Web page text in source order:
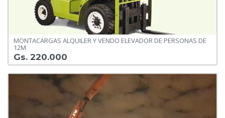
MONTACARGAS ALQUILER Y VENDO ELEVADOR DE PERSONAS DE
12M
Gs. 220.000